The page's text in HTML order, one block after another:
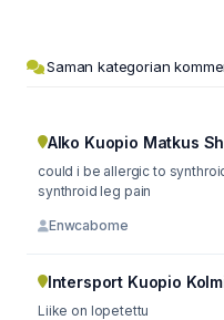
Saman kategorian
Alko Kuopio Matkus
could i be allergic to
synthroid leg pain
Enwcabome
Intersport Kuopio
Liike on lopetettu